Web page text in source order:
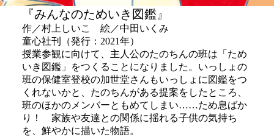
『みんなのためいき図鑑』
作／村上しいこ 絵／中田いくみ
童心社刊（発行：2021年）
授業参観に向けて、主人公のたのちんの班は「ため
いき図鑑」をつくることになりました。いっしょの
班の保健室登校の加世堂さんもいっしょに図鑑をつ
くれないかと、たのちんがある提案をしたところ、
班のほかのメンバーともめてしまい……ため息ばか
り！ 家族や友達との関係に揺れる子供の気持ち
を、鮮やかに描いた物語。